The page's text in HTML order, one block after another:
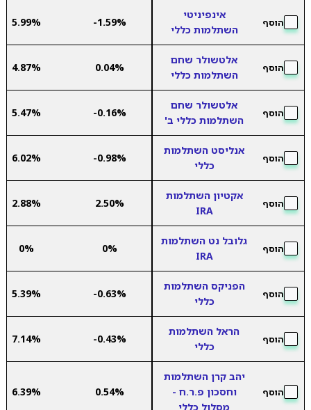
הוסף
אינפיניטי
השתלמות כללי
-1.59%
5.99%
הוסף
אלטשולר שחם
השתלמות כללי
0.04%
4.87%
הוסף
אלטשולר שחם
השתלמות כללי ב'
-0.16%
5.47%
הוסף
אנליסט השתלמות
כללי
-0.98%
6.02%
הוסף
אקטיון השתלמות
IRA
2.50%
2.88%
הוסף
גלובל נט השתלמות
IRA
0%
0%
הוסף
הפניקס השתלמות
כללי
-0.63%
5.39%
הוסף
הראל השתלמות
כללי
-0.43%
7.14%
הוסף
יהב קרן השתלמות
וחסכון פ.ר.ח -
מסלול כללי
0.54%
6.39%